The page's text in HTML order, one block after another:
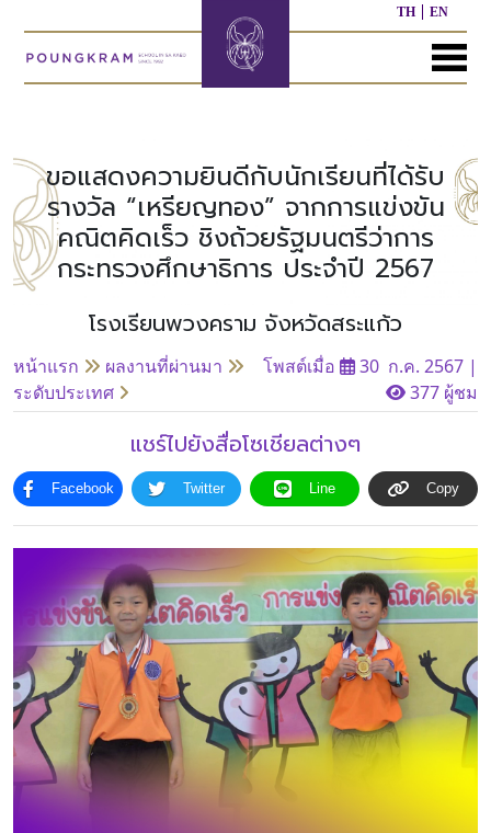
TH EN
MENU
แรก
กับ
ประวัติ
โรงเรียน
บุคลากร
ของ
เรา
โครงสร้าง
ขอบข่าย
ภารกิจ
หลักสูตร
ก่อน
วัย
เรียน
หลักสูตร
หลักสูตร
ผล
งาน
ที่
ผ่าน
มา
ที่
ผ่าน
มา
เราขอแสดงความยินดีกับนักเรียนที่ได้รับ
รางวัล “เหรียญทอง” จากการแข่งขัน
คณิตคิดเร็ว ชิงถ้วยรัฐมนตรีว่าการ
กระทรวงศึกษาธิการ ประจำปี 2567
โรงเรียนพวงคราม จังหวัดสระแก้ว
หน้าแรก
ผลงานที่ผ่านมา
ระดับประเทศ
โพสต์เมื่อ 30 ก.ค. 2567 |
377 ผู้ชม
แชร์ไปยังสื่อโซเชียลต่างๆ
Facebook Twitter Line Copy